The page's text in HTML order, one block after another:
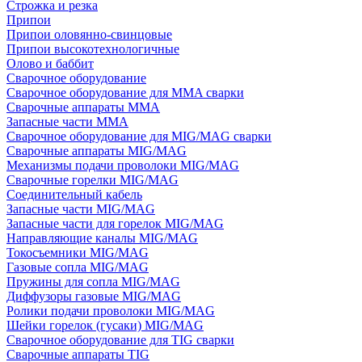
Строжка и резка
Припои
Припои оловянно-свинцовые
Припои высокотехнологичные
Олово и баббит
Сварочное оборудование
Сварочное оборудование для MMA сварки
Сварочные аппараты MMA
Запасные части MMA
Сварочное оборудование для MIG/MAG сварки
Сварочные аппараты MIG/MAG
Механизмы подачи проволоки MIG/MAG
Сварочные горелки MIG/MAG
Соединительный кабель
Запасные части MIG/MAG
Запасные части для горелок MIG/MAG
Направляющие каналы MIG/MAG
Токосъемники MIG/MAG
Газовые сопла MIG/MAG
Пружины для сопла MIG/MAG
Диффузоры газовые MIG/MAG
Ролики подачи проволоки MIG/MAG
Шейки горелок (гусаки) MIG/MAG
Сварочное оборудование для TIG сварки
Сварочные аппараты TIG